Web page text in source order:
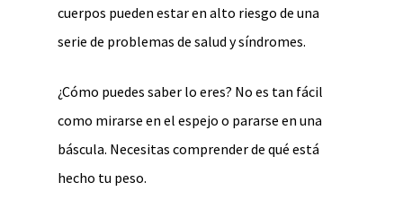
cuerpos pueden estar en alto riesgo de una
serie de problemas de salud y síndromes.
¿Cómo puedes saber lo eres? No es tan fácil
como mirarse en el espejo o pararse en una
báscula. Necesitas comprender de qué está
hecho tu peso.